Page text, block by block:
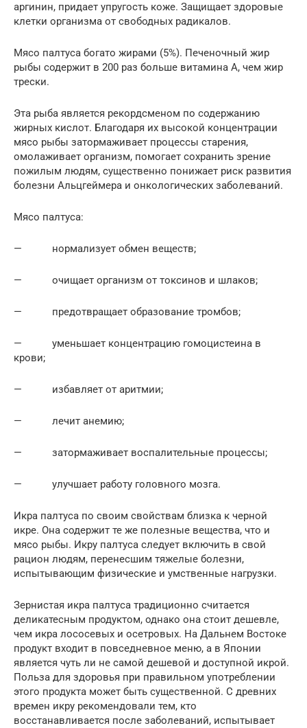
аргинин, придает упругость коже. Защищает здоровые
клетки организма от свободных радикалов.
Мясо палтуса богато жирами (5%). Печеночный жир
рыбы содержит в 200 раз больше витамина А, чем жир
трески.
Эта рыба является рекордсменом по содержанию
жирных кислот. Благодаря их высокой концентрации
мясо рыбы затормаживает процессы старения,
омолаживает организм, помогает сохранить зрение
пожилым людям, существенно понижает риск развития
болезни Альцгеймера и онкологических заболеваний.
Мясо палтуса:
— нормализует обмен веществ;
— очищает организм от токсинов и шлаков;
— предотвращает образование тромбов;
— уменьшает концентрацию гомоцистеина в
крови;
— избавляет от аритмии;
— лечит анемию;
— затормаживает воспалительные процессы;
— улучшает работу головного мозга.
Икра палтуса по своим свойствам близка к черной
икре. Она содержит те же полезные вещества, что и
мясо рыбы. Икру палтуса следует включить в свой
рацион людям, перенесшим тяжелые болезни,
испытывающим физические и умственные нагрузки.
Зернистая икра палтуса традиционно считается
деликатесным продуктом, однако она стоит дешевле,
чем икра лососевых и осетровых. На Дальнем Востоке
продукт входит в повседневное меню, а в Японии
является чуть ли не самой дешевой и доступной икрой.
Польза для здоровья при правильном употреблении
этого продукта может быть существенной. С древних
времен икру рекомендовали тем, кто
восстанавливается после заболеваний, испытывает